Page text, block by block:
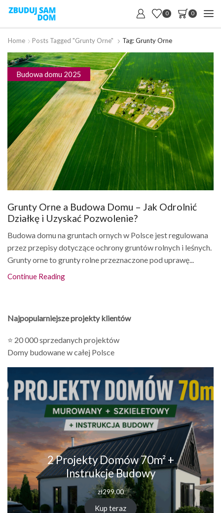
0 0
Home Posts Tagged "grunty Orne" Tag: Grunty Orne
Budowa domu 2025
Grunty Orne a Budowa Domu – Jak Odrolnić
Działkę i Uzyskać Pozwolenie?
Budowa domu na gruntach ornych w Polsce jest regulowana
przez przepisy dotyczące ochrony gruntów rolnych i leśnych.
Grunty orne to grunty rolne przeznaczone pod uprawę...
Continue Reading
Najpopularniejsze projekty klientów
⭐ 20 000 sprzedanych projektów
Domy budowane w całej Polsce
2 Projekty Domów 70m² +
Instrukcje Budowy
zł299.00
Kup teraz